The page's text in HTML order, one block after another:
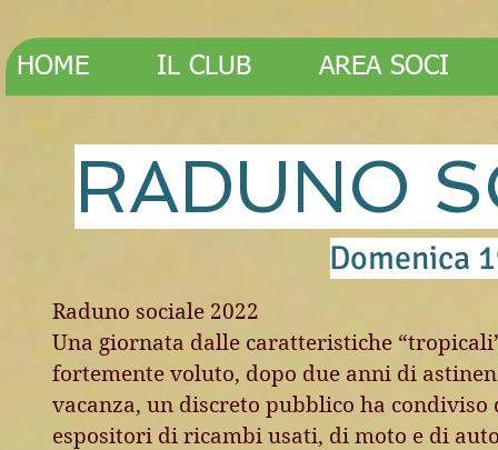
HOME IL CLUB AREA SOCI
RADUNO
Domenica
Raduno sociale 2022
Una giornata dalle caratteristiche
fortemente voluto, dopo due anni di
vacanza, un discreto pubblico ha
espositori di ricambi usati, di moto e di